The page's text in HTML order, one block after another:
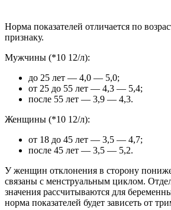
Норма показателей отличается по
признаку.
Мужчины (*10 12/л):
до 25 лет — 4,0 — 5,0;
от 25 до 55 лет — 4,3 — 5,4;
после 55 лет — 3,9 — 4,3.
Женщины (*10 12/л):
от 18 до 45 лет — 3,5 — 4,7;
после 45 лет — 3,5 — 5,2.
У женщин отклонения в сторону
связаны с менструальным циклом.
значения рассчитываются для
норма показателей будет зависеть от